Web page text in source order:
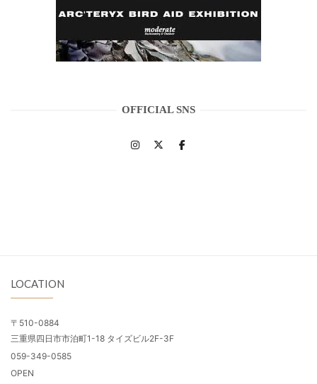
OFFICIAL SNS
LOCATION
〒510-0884
三重県四日市市泊町1-18 タイズビル2F-3F
059-349-0585
OPEN